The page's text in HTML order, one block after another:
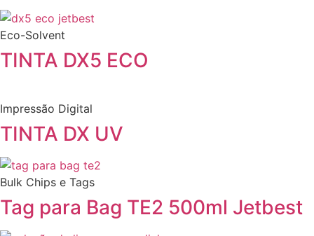
Eco-Solvent
TINTA DX5 ECO
Impressão Digital
TINTA DX UV
Bulk Chips e Tags
Tag para Bag TE2 500ml Jetbest